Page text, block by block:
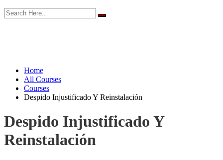
Home
All Courses
Courses
Despido Injustificado Y Reinstalación
Despido Injustificado Y
Reinstalación